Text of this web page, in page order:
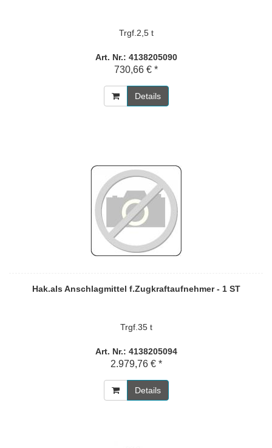
Trgf.2,5 t
Art. Nr.: 4138205090
730,66 € *
Details
Hak.als Anschlagmittel f.Zugkraftaufnehmer - 1 ST
Trgf.35 t
Art. Nr.: 4138205094
2.979,76 € *
Details